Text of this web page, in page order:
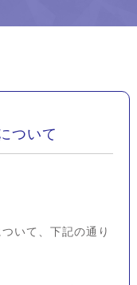
ついて
いて、下記の通り